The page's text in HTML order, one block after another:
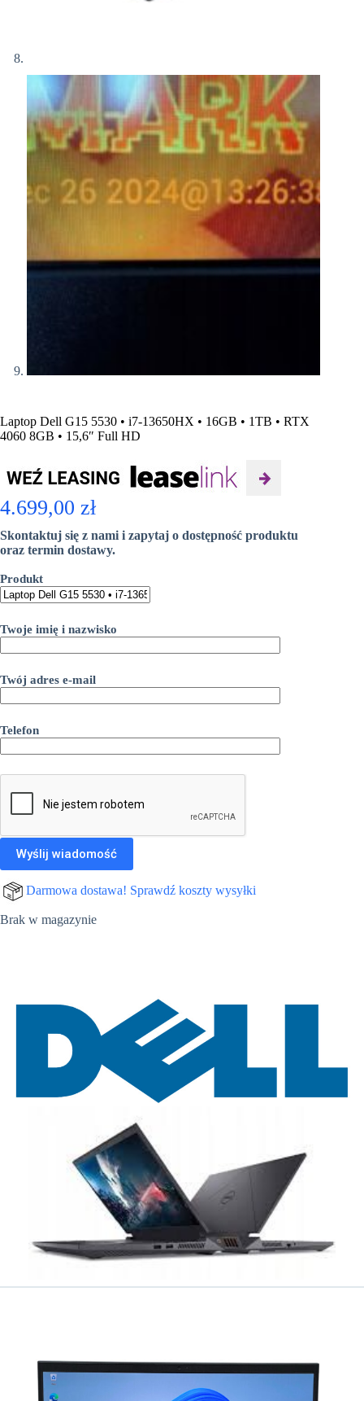
Laptop Dell G15 5530 • i7-13650HX • 16GB • 1TB • RTX
4060 8GB • 15,6″ Full HD
4.699,00 zł
Skontaktuj się z nami i zapytaj o dostępność produktu
oraz termin dostawy.
Produkt
Twoje imię i nazwisko
Twój adres e-mail
Telefon
Darmowa dostawa! Sprawdź koszty wysyłki
Brak w magazynie